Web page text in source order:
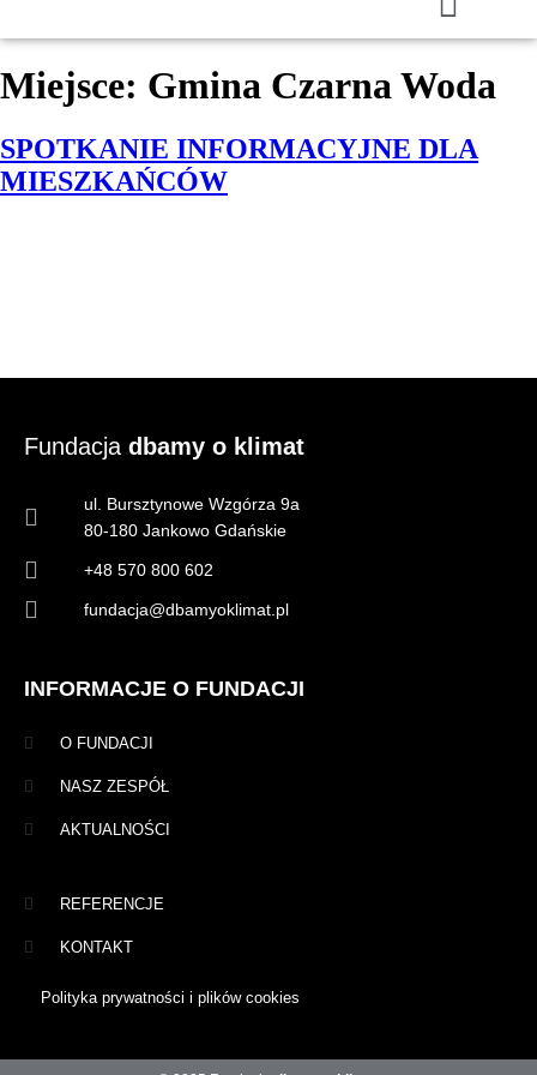
Miejsce: Gmina Czarna Woda
SPOTKANIE INFORMACYJNE DLA
MIESZKAŃCÓW
Fundacja dbamy o klimat
ul. Bursztynowe Wzgórza 9a
80-180 Jankowo Gdańskie
+48 570 800 602
fundacja@dbamyoklimat.pl
INFORMACJE O FUNDACJI
O FUNDACJI
NASZ ZESPÓŁ
AKTUALNOŚCI
REFERENCJE
KONTAKT
Polityka prywatności i plików cookies